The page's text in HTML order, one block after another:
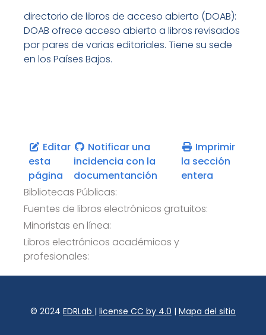
directorio de libros de acceso abierto (DOAB):
DOAB ofrece acceso abierto a libros revisados
por pares de varias editoriales. Tiene su sede
en los Países Bajos.
Editar
esta
página
Notificar una
incidencia con la
documentanción
Imprimir
la sección
entera
Bibliotecas Públicas:
Fuentes de libros electrónicos gratuitos:
Minoristas en línea:
Libros electrónicos académicos y
profesionales:
© 2024 EDRLab | license CC by 4.0 | Mapa del sitio